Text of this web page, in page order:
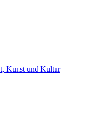
Kunst und Kultur